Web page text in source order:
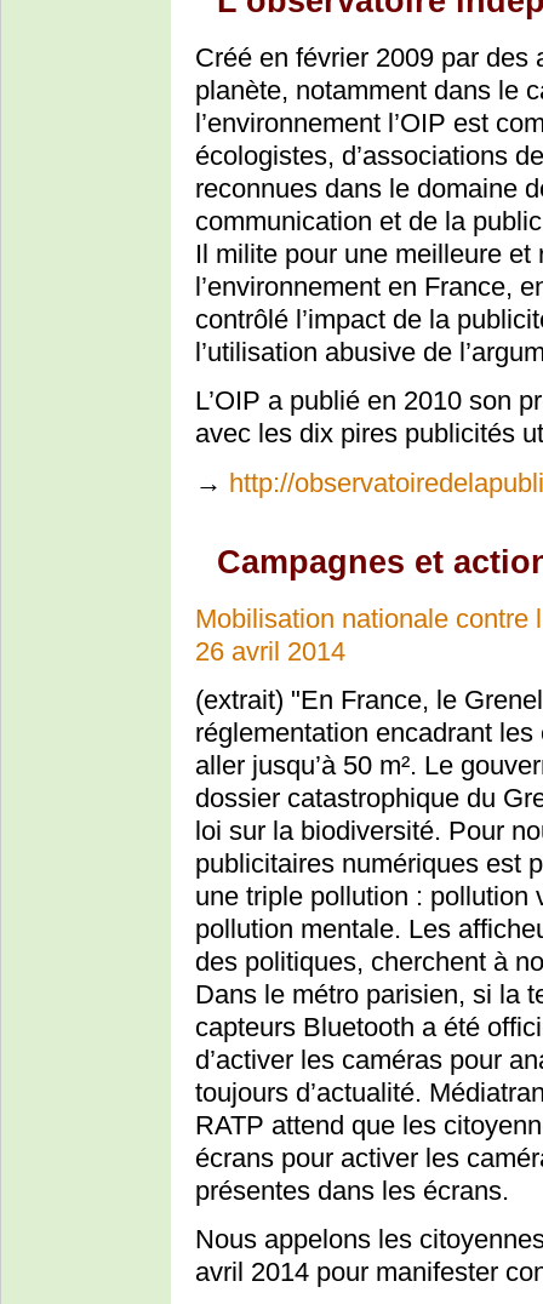
Créé en février 2009 par des
planète, notamment dans le
l’environnement l’OIP est
écologistes, d’associations
reconnues dans le domaine
communication et de la
Il milite pour une meilleure
l’environnement en France,
contrôlé l’impact de la
l’utilisation abusive de
L’OIP a publié en 2010 son
avec les dix pires publicités
→ http://
Campagnes et
Mobilisation nationale contre
26 avril 2014
(extrait) "En France, le
réglementation encadrant
aller jusqu’à 50 m². Le
dossier catastrophique du
loi sur la biodiversité. Pour
publicitaires numériques est
une triple pollution : pollution
pollution mentale. Les
des politiques, cherchent à
Dans le métro parisien, si la
capteurs Bluetooth a été
d’activer les caméras pour
toujours d’actualité.
RATP attend que les
écrans pour activer les
présentes dans les écrans.
Nous appelons les
avril 2014 pour manifester